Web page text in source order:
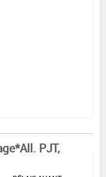
PJT,